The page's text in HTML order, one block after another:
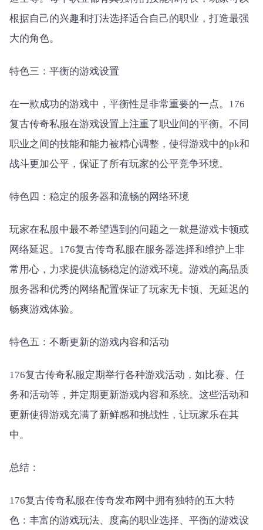
根据自己的兴趣和打法选择适合自己的职业，打造最强
大的角色。
特色三：平衡的游戏设置
在一款成功的游戏中，平衡性是非常重要的一点。176
复古传奇私服在游戏设置上注重了职业间的平衡。不同
职业之间的技能和能力被精心调整，使得游戏中的pk和
战斗更加公平，保证了所有玩家的公平竞争环境。
特色四：稳定的服务器和流畅的网络环境
玩家在私服中最不希望遇到的问题之一就是游戏卡顿或
网络延迟。176复古传奇私服在服务器选择和维护上非
常用心，力求提供流畅稳定的游戏环境。游戏的高品质
服务器和优秀的网络配置保证了玩家无卡顿、无延迟的
畅爽游戏体验。
特色五：不断更新的游戏内容和活动
176复古传奇私服定期举行各种游戏活动，如比赛、任
务和活动等，并定期更新游戏内容和系统。这些活动和
更新使得游戏充满了新鲜感和挑战性，让玩家乐在其
中。
总结：
176复古传奇私服在传奇发布网中拥有独特的五大特
色：丰富的游戏玩法、度高的职业选择、平衡的游戏设